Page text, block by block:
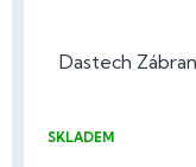
Dastech
SKLADEM